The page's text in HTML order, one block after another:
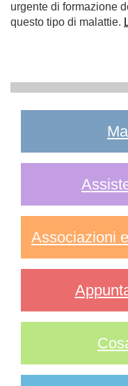
urgente di formazione
questo tipo di malattie.
Associazioni